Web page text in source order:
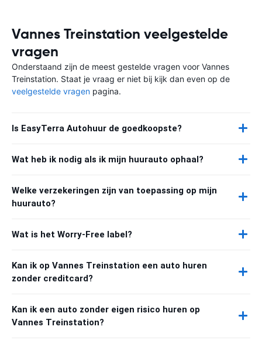
Vannes Treinstation veelgestelde
vragen
Onderstaand zijn de meest gestelde vragen voor Vannes
Treinstation. Staat je vraag er niet bij kijk dan even op de
veelgestelde vragen pagina.
Is EasyTerra Autohuur de goedkoopste?
Wat heb ik nodig als ik mijn huurauto ophaal?
Welke verzekeringen zijn van toepassing op mijn
huurauto?
Wat is het Worry-Free label?
Kan ik op Vannes Treinstation een auto huren
zonder creditcard?
Kan ik een auto zonder eigen risico huren op
Vannes Treinstation?